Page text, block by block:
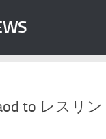
to レスリン